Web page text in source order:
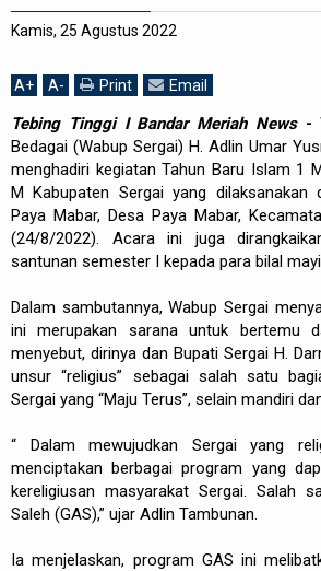
Kamis, 25 Agustus 2022
A+ A- Print Email
Tebing Tinggi I Bandar Meriah News -
Bedagai (Wabup Sergai) H. Adlin Umar
menghadiri kegiatan Tahun Baru Islam 1
M Kabupaten Sergai yang dilaksanakan
Paya Mabar, Desa Paya Mabar,
(24/8/2022). Acara ini juga
santunan semester I kepada para bilal
Dalam sambutannya, Wabup Sergai
ini merupakan sarana untuk bertemu
menyebut, dirinya dan Bupati Sergai H.
unsur “religius” sebagai salah satu
Sergai yang “Maju Terus”, selain mandiri
“ Dalam mewujudkan Sergai yang
menciptakan berbagai program yang
kereligiusan masyarakat Sergai. Salah
Saleh (GAS),” ujar Adlin Tambunan.
Ia menjelaskan, program GAS ini